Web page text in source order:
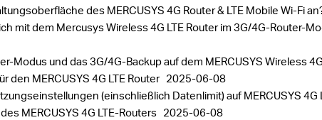
des MERCUSYS 4G Router & LTE Mobile Wi-Fi
mit dem Mercusys Wireless 4G LTE Router im 3G/4G-Router-
Modus und das 3G/4G-Backup auf dem MERCUSYS Wireless
den MERCUSYS 4G LTE Router 2025-06-08
(einschließlich Datenlimit) auf MERCUSYS 4G
MERCUSYS 4G LTE-Routers 2025-06-08